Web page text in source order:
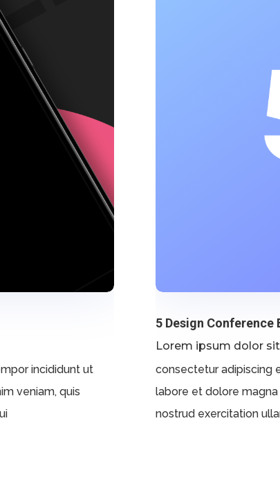
incididunt ut
veniam, quis
5 Design Conference
Lorem ipsum dolor
consectetur adipiscing
labore et dolore magna
nostrud exercitation